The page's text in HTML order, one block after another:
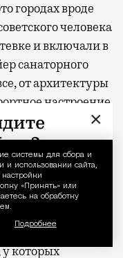
системы для сбора и
и использовании сайта,
«Принять» или
на обработку
Подробнее
городах вроде
человека
и включали в
санаторного
от архитектуры
настроение
плакаты.
деловые
в голову.
своих
выбиралась. А
по
в числе
которых
×